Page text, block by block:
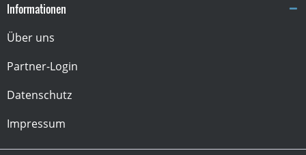
Informationen
Über uns
Partner-Login
Datenschutz
Impressum